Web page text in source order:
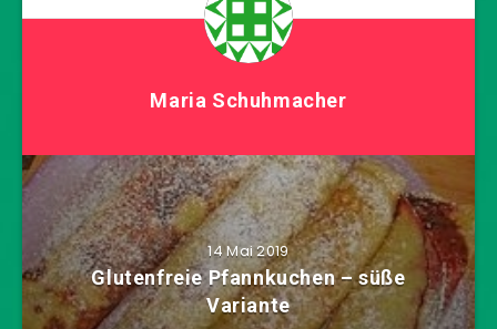
Maria Schuhmacher
14 Mai 2019
Glutenfreie Pfannkuchen – süße
Variante